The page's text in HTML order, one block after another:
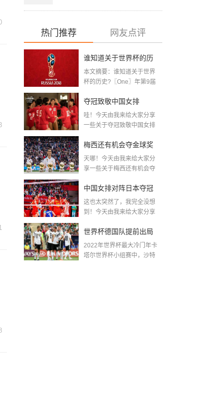
热门推荐 网友点评
谁知道关于世界杯的历
史 「十二月四号世界杯
本文摘要：谁知道关于世界
杯的历史?〖One〗年第9届
夺冠致敬中国女排
〖2020关于电影 夺冠 观
哇！今天由我来给大家分享
一些关于夺冠致敬中国女排
梅西还有机会夺金球奖
〖梅老七什么梗〗
天哪！今天由我来给大家分
享一些关于梅西还有机会夺
中国女排对阵日本夺冠
了吗〖中国女排3 0复仇
这也太突然了，我完全没想
到！今天由我来给大家分享
世界杯德国队提前出局
吗,2018年世界杯德国战
2022年世界杯最大冷门年卡
塔尔世界杯小组赛中，沙特